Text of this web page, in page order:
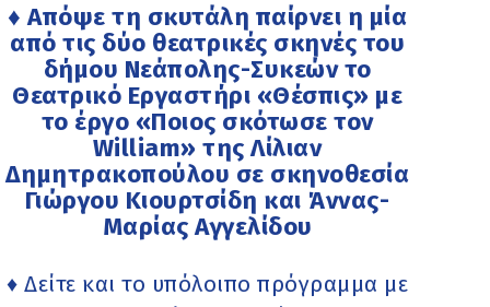
♦ Απόψε τη σκυτάλη παίρνει η μία
από τις δύο θεατρικές σκηνές του
δήμου Νεάπολης-Συκεών το
Θεατρικό Εργαστήρι «Θέσπις» με
το έργο «Ποιος σκότωσε τον
William» της Λίλιαν
Δημητρακοπούλου σε σκηνοθεσία
Γιώργου Κιουρτσίδη και Άννας-
Μαρίας Αγγελίδου
♦ Δείτε και το υπόλοιπο πρόγραμμα με